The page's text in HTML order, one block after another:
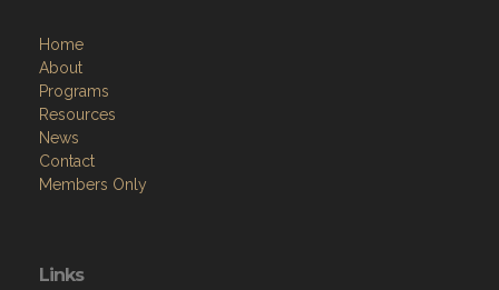
Home
About
Programs
Resources
News
Contact
Members Only
Links